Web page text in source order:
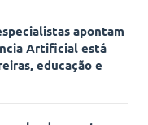
apontam
Artificial está
educação e